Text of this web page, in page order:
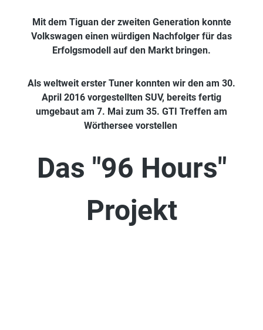
Mit dem Tiguan der zweiten Generation konnte
Volkswagen einen würdigen Nachfolger für das
Erfolgsmodell auf den Markt bringen.
Als weltweit erster Tuner konnten wir den am 30.
April 2016 vorgestellten SUV, bereits fertig
umgebaut am 7. Mai zum 35. GTI Treffen am
Wörthersee vorstellen
Das "96 Hours"
Projekt